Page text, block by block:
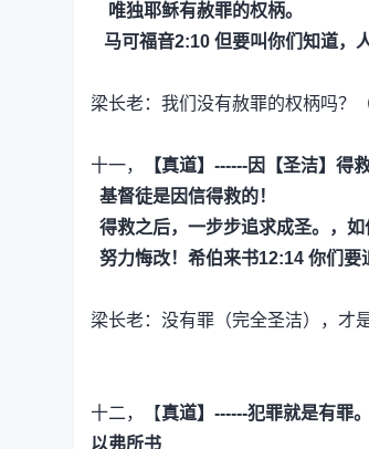
唯独耶稣有赦罪的权柄。
马可福音2:10 但要叫你们知道，
梁长老：我们没有赦罪的权柄吗？
十一， 【真道】------因【圣洁】得
基督徒是因信得救的！
得救之后，一步步追求成圣。，如
努力悔改！希伯来书12:14 你们要
梁长老：没有罪（完全圣洁），才
十二，【真道】------犯罪就是有罪。
以弗所书